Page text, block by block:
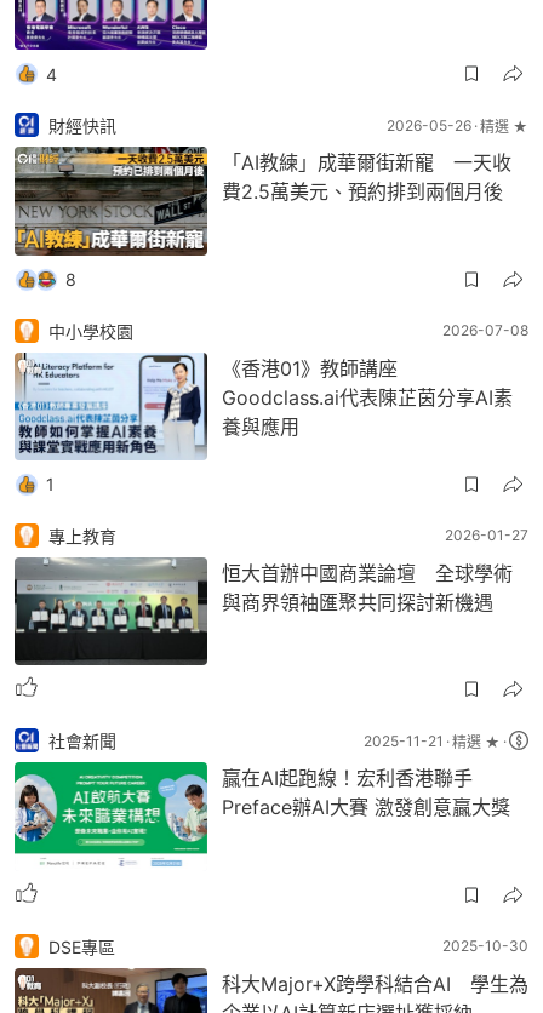
4
財經快訊 2026-05-26 精選 ★
「AI教練」成華爾街新寵 一天收
費2.5萬美元、預約排到兩個月後
8
中小學校園 2026-07-08
《香港01》教師講座
Goodclass.ai代表陳芷茵分享AI素
養與應用
1
專上教育 2026-01-27
恒大首辦中國商業論壇 全球學術
與商界領袖匯聚共同探討新機遇
社會新聞 2025-11-21 精選 ★
贏在AI起跑線！宏利香港聯手
Preface辦AI大賽 激發創意贏大獎
DSE專區 2025-10-30
科大Major+X跨學科結合AI 學生為